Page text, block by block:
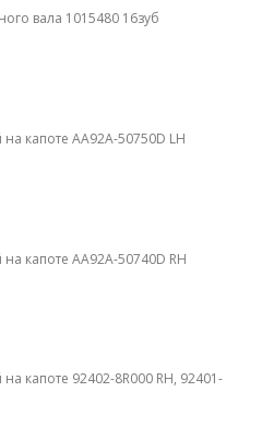
вала 1015480 16зуб
капоте AA92A-50750D LH
капоте AA92A-50740D RH
капоте 92402-8R000 RH, 92401-